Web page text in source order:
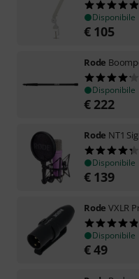
Disponibile
€ 105
Rode
Disponibile
€ 222
Rode NT1
Disponibile
€ 139
Rode VXLR
Disponibile
€49